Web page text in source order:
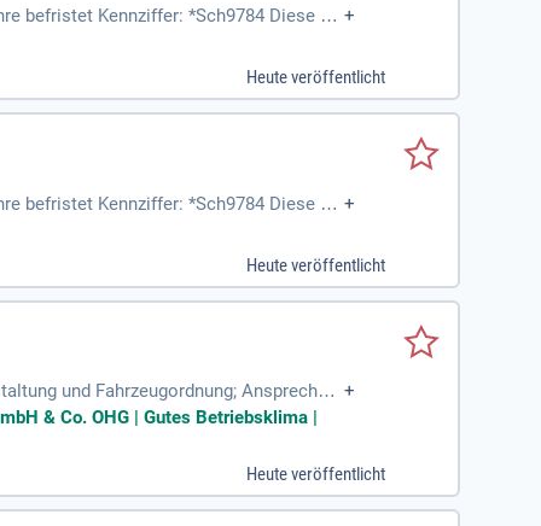
befristet Kennziffer: *Sch9784 Diese He
disponieren Ermitteln
+
Heute veröffentlicht
befristet Kennziffer: *Sch9784 Diese He
disponieren Ermitteln
+
Heute veröffentlicht
und Fahrzeugordnung; Ansprechper +
& Co. OHG | Gutes Betriebsklima |
Heute veröffentlicht